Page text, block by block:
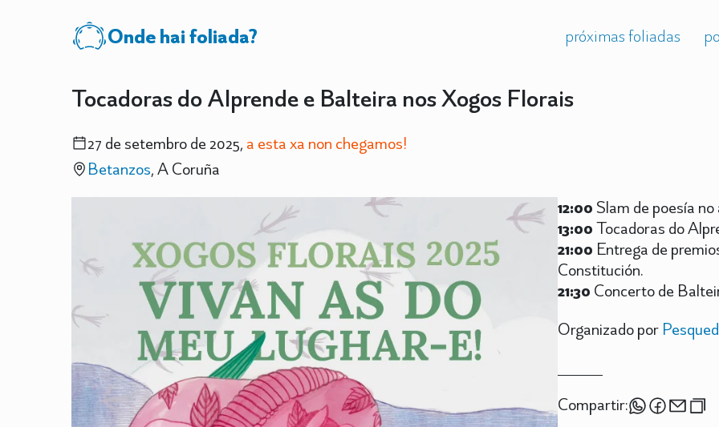
Onde hai foliada? próximas foliadas
Tocadoras do Alprende e Balteira nos Xogos Florais
27 de setembro de 2025, a esta xa non chegamos!
Betanzos, A Coruña
12:00Slam de poesía
13:00Tocadoras do
21:00 Entrega de
Constitución.
21:30 Concerto de
Organizado por
Compartir: